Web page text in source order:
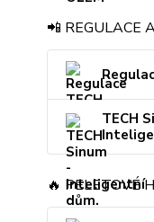
📲 REGULACE
TECH
🔥 PELETOVÉ